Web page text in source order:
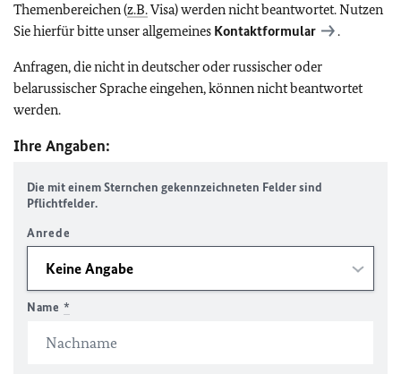
Themenbereichen (z.B.Visa) werden nicht beantwortet. Nutzen
Sie hierfür bitte unser allgemeines Kontaktformular .
Anfragen, die nicht in deutscher oder russischer oder
belarussischer Sprache eingehen, können nicht beantwortet
werden.
Ihre Angaben:
Die mit einem Sternchen gekennzeichneten Felder sind
Pflichtfelder.
Anrede
Name *